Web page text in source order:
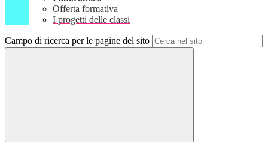
Offerta formativa
I progetti delle classi
Campo di ricerca per le pagine del sito